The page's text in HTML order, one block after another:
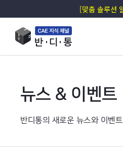
[맞춤 솔루션
뉴스 & 이벤트
반디통의 새로운 뉴스와 이벤